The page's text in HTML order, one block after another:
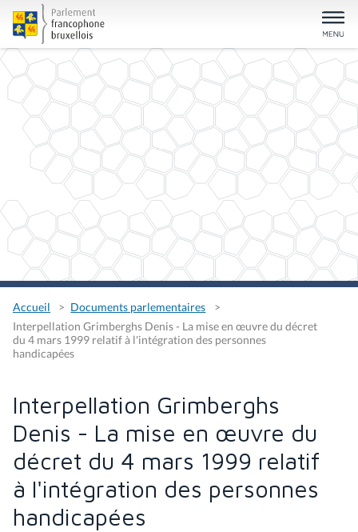
Accueil
Documents parlementaires
Interpellation Grimberghs Denis - La mise en œuvre du décret
du 4 mars 1999 relatif à l'intégration des personnes
handicapées
Interpellation Grimberghs
Denis - La mise en œuvre du
décret du 4 mars 1999 relatif
à l'intégration des personnes
handicapées